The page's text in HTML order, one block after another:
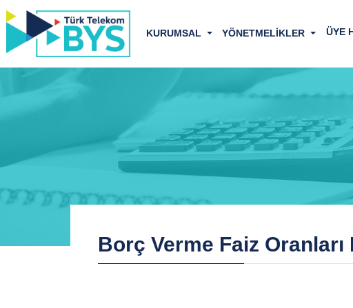
KURUMSAL YÖNETMELİKLER ÜYE
Borç Verme Faiz